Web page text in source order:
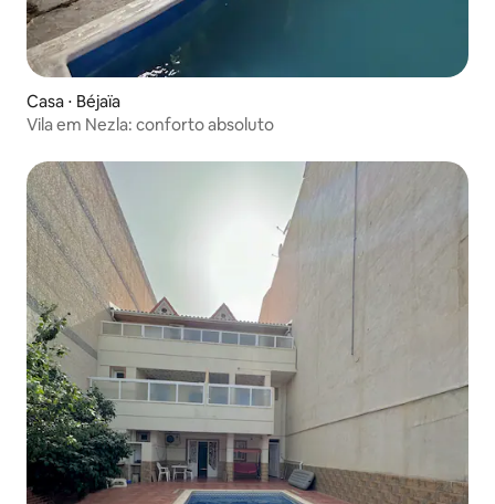
Casa ⋅ Béjaïa
Vila em Nezla: conforto absoluto